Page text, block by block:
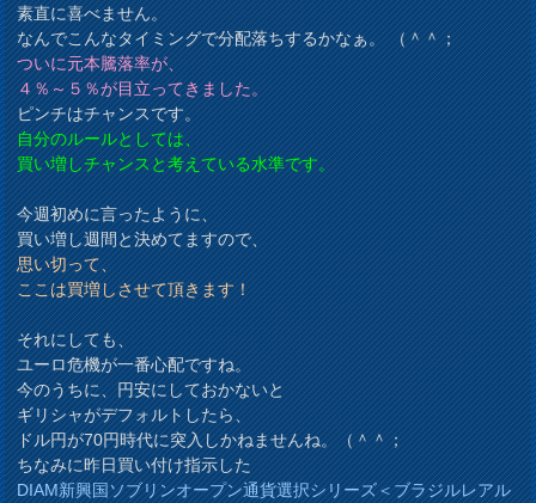
素直に喜べません。
なんでこんなタイミングで分配落ちするかなぁ。 （＾＾；
ついに元本騰落率が、
４％～５％が目立ってきました。
ピンチはチャンスです。
自分のルールとしては、
買い増しチャンスと考えている水準です。
今週初めに言ったように、
買い増し週間と決めてますので、
思い切って、
ここは買増しさせて頂きます！
それにしても、
ユーロ危機が一番心配ですね。
今のうちに、円安にしておかないと
ギリシャがデフォルトしたら、
ドル円が70円時代に突入しかねませんね。（＾＾；
ちなみに昨日買い付け指示した
DIAM新興国ソブリンオープン通貨選択シリーズ＜ブラジルレアル